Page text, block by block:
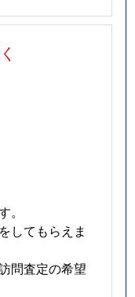
。
してもらえま
問査定の希望